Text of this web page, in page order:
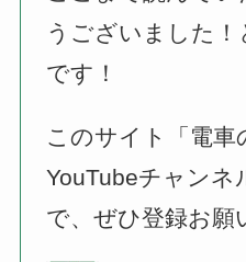
うございました
です！
このサイト「電車
YouTubeチャンネ
で、ぜひ登録お願